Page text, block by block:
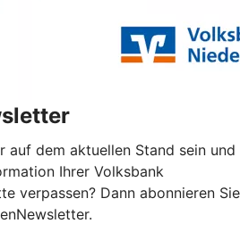
auf dem aktuellen Stand sein und
Ihrer Volksbank
verpassen? Dann abonnieren Sie